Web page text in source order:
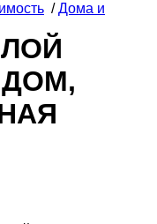
/Дома и